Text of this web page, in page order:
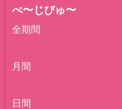
ぺ〜じびゅ〜
全期間
月間
日間